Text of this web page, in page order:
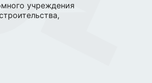
учреждения